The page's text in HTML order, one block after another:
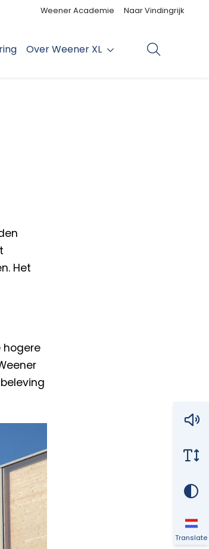
Weener Academie Naar Vindingrijk
Over Weener XL
Translate
Het
hogere